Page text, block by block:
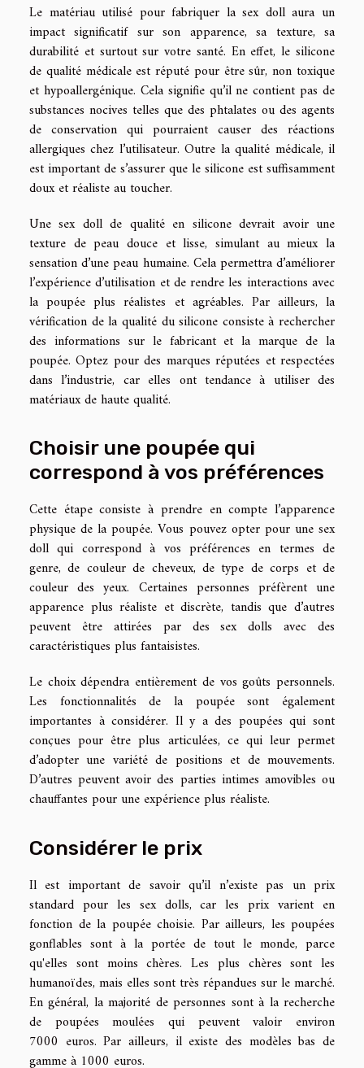
Le matériau utilisé pour fabriquer la sex doll aura un
impact significatif sur son apparence, sa texture, sa
durabilité et surtout sur votre santé. En effet, le silicone
de qualité médicale est réputé pour être sûr, non toxique
et hypoallergénique. Cela signifie qu’il ne contient pas de
substances nocives telles que des phtalates ou des agents
de conservation qui pourraient causer des réactions
allergiques chez l’utilisateur. Outre la qualité médicale, il
est important de s’assurer que le silicone est suffisamment
doux et réaliste au toucher.
Une sex doll de qualité en silicone devrait avoir une
texture de peau douce et lisse, simulant au mieux la
sensation d’une peau humaine. Cela permettra d’améliorer
l’expérience d’utilisation et de rendre les interactions avec
la poupée plus réalistes et agréables. Par ailleurs, la
vérification de la qualité du silicone consiste à rechercher
des informations sur le fabricant et la marque de la
poupée. Optez pour des marques réputées et respectées
dans l’industrie, car elles ont tendance à utiliser des
matériaux de haute qualité.
Choisir une poupée qui
correspond à vos préférences
Cette étape consiste à prendre en compte l’apparence
physique de la poupée. Vous pouvez opter pour une sex
doll qui correspond à vos préférences en termes de
genre, de couleur de cheveux, de type de corps et de
couleur des yeux. Certaines personnes préfèrent une
apparence plus réaliste et discrète, tandis que d’autres
peuvent être attirées par des sex dolls avec des
caractéristiques plus fantaisistes.
Le choix dépendra entièrement de vos goûts personnels.
Les fonctionnalités de la poupée sont également
importantes à considérer. Il y a des poupées qui sont
conçues pour être plus articulées, ce qui leur permet
d’adopter une variété de positions et de mouvements.
D’autres peuvent avoir des parties intimes amovibles ou
chauffantes pour une expérience plus réaliste.
Considérer le prix
Il est important de savoir qu’il n’existe pas un prix
standard pour les sex dolls, car les prix varient en
fonction de la poupée choisie. Par ailleurs, les poupées
gonflables sont à la portée de tout le monde, parce
qu'elles sont moins chères. Les plus chères sont les
humanoïdes, mais elles sont très répandues sur le marché.
En général, la majorité de personnes sont à la recherche
de poupées moulées qui peuvent valoir environ
7000 euros. Par ailleurs, il existe des modèles bas de
gamme à 1000 euros.